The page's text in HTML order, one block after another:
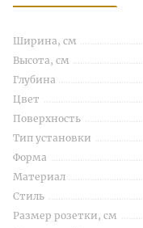
Ширина, см
Высота, см
Глубина
Цвет
Поверхность
Тип установки
Форма
Материал
Стиль
Размер розетки, см